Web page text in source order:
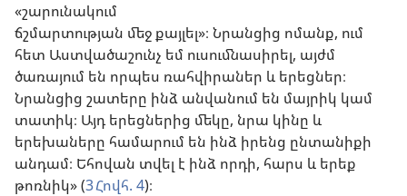
«շարունակում
ճշմարտության մեջ քայլել»։ Նրանցից ոմանք, ում
հետ Աստվածաշունչ եմ ուսումնասիրել, այժմ
ծառայում են որպես ռահվիրաներ և երեցներ։
Նրանցից շատերը ինձ անվանում են մայրիկ կամ
տատիկ։ Այդ երեցներից մեկը, նրա կինը և
երեխաները համարում են ինձ իրենց ընտանիքի
անդամ։ Եհովան տվել է ինձ որդի, հարս և երեք
թոռնիկ» (3 Հովհ. 4)։